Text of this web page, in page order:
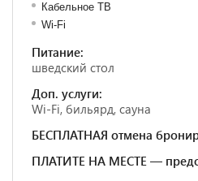
Кабельное ТВ
Wi-Fi
Питание:
шведский стол
Доп. услуги:
Wi-Fi, бильярд, сауна
БЕСПЛАТНАЯ отмена
ПЛАТИТЕ НА МЕСТЕ —